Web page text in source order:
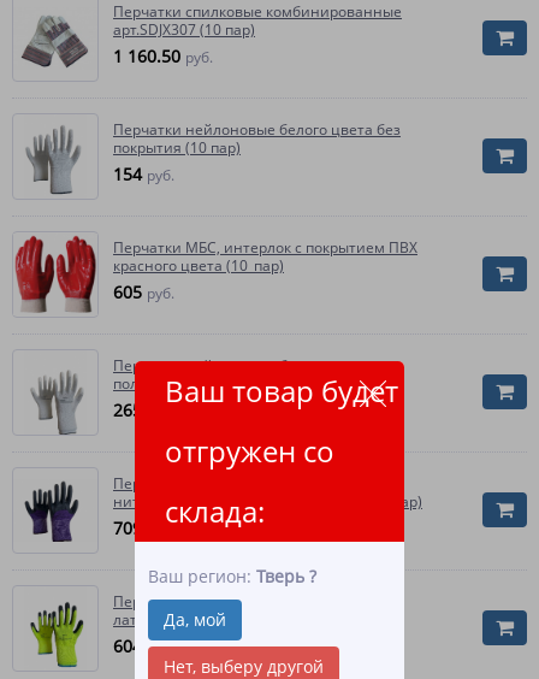
Ваш товар будет
отгружен со
склада:
Ваш регион:Тверь ?
Да, мой
Нет, выберу другой
Перчатки спилковые комбинированные
арт.SDJX307 (10 пар)
1 160.50 руб.
Перчатки нейлоновые белого цвета без
покрытия (10 пар)
154 руб.
Перчатки МБС, интерлок с покрытием ПВХ
красного цвета (10_пар)
605 руб.
Перчатки нейлоновые белого цвета с
полиуретановым покрытием (10 пар)
265.40
Перчатки нейлоновые со вспененным
нитриловым покрытием, 3/4 облив (10 пар)
709.70руб.
Перчатки нейлоновые со вспененным
латексным покрытием (10 пар)
604.10руб.